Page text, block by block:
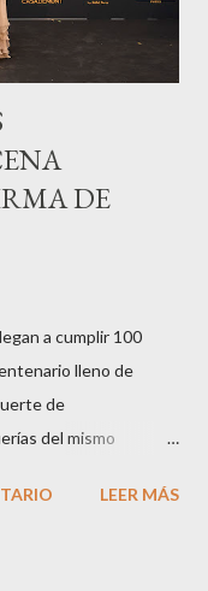
DE
a cumplir 100
lleno de
de
del mismo
hijas Carolina (CEO
LEER MÁS